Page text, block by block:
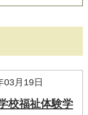
03月19日
校福祉体験学